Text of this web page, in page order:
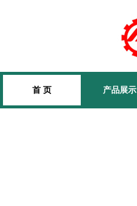
首 页 产品展示